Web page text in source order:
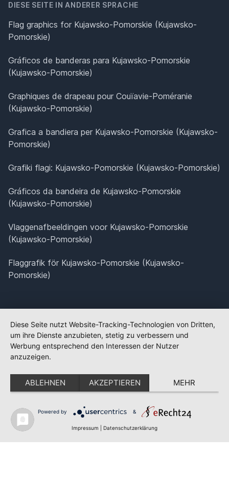
DIESE SEITE IN ANDERER SPRACHE
Flag graphics for Kujawsko-Pomorskie (Kujawsko-
Pomorskie)
Gráficos de banderas para Kujawsko-Pomorskie
(Kujawsko-Pomorskie)
Graphiques de drapeau pour Couïavie-Poméranie
(Kujawsko-Pomorskie)
Grafica a bandiera per Kujawsko-Pomorskie (Kujawsko-
Pomorskie)
Grafiki flagi: Kujawsko-Pomorskie (Kujawsko-Pomorskie)
Gráficos da bandeira de Kujawsko-Pomorskie
(Kujawsko-Pomorskie)
Vlaggenafbeeldingen voor Kujawsko-Pomorskie
(Kujawsko-Pomorskie)
Flaggrafik för Kujawsko-Pomorskie (Kujawsko-
Pomorskie)
Diese Seite nutzt Website-Tracking-Technologien von Dritten,
um ihre Dienste anzubieten, stetig zu verbessern und
Werbung entsprechend den Interessen der Nutzer
anzuzeigen.
ABLEHNEN AKZEPTIEREN MEHR
Powered by &
Impressum Datenschutzerklärung